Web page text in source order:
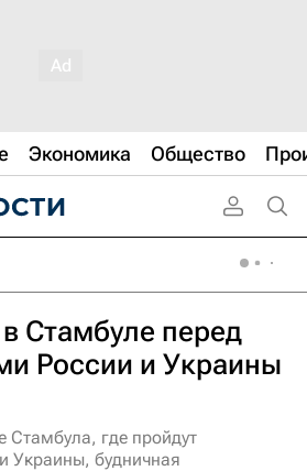
Экономика Общество
Стамбуле перед
России и Украины
Стамбула, где пройдут
Украины, будничная